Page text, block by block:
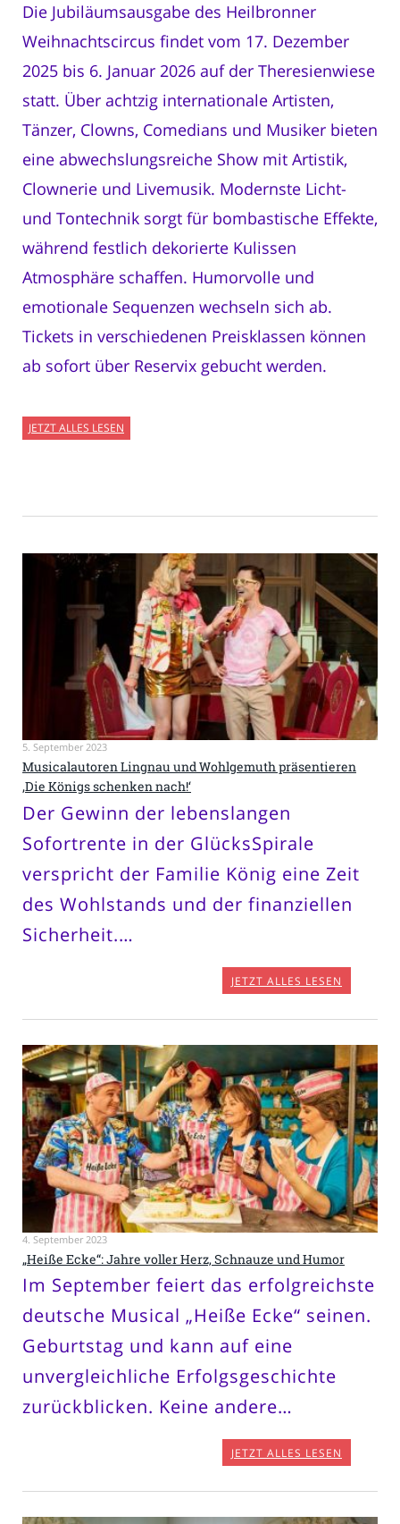
Die Jubiläumsausgabe des Heilbronner
Weihnachtscircus findet vom 17. Dezember
2025 bis 6. Januar 2026 auf der Theresienwiese
statt. Über achtzig internationale Artisten,
Tänzer, Clowns, Comedians und Musiker bieten
eine abwechslungsreiche Show mit Artistik,
Clownerie und Livemusik. Modernste Licht-
und Tontechnik sorgt für bombastische Effekte,
während festlich dekorierte Kulissen
Atmosphäre schaffen. Humorvolle und
emotionale Sequenzen wechseln sich ab.
Tickets in verschiedenen Preisklassen können
ab sofort über Reservix gebucht werden.
JETZT ALLES LESEN
5. September 2023
Musicalautoren Lingnau und Wohlgemuth präsentieren
‚Die Königs schenken nach!‘
Der Gewinn der lebenslangen
Sofortrente in der GlücksSpirale
verspricht der Familie König eine Zeit
des Wohlstands und der finanziellen
Sicherheit.…
JETZT ALLES LESEN
4. September 2023
„Heiße Ecke“: Jahre voller Herz, Schnauze und Humor
Im September feiert das erfolgreichste
deutsche Musical „Heiße Ecke“ seinen.
Geburtstag und kann auf eine
unvergleichliche Erfolgsgeschichte
zurückblicken. Keine andere…
JETZT ALLES LESEN